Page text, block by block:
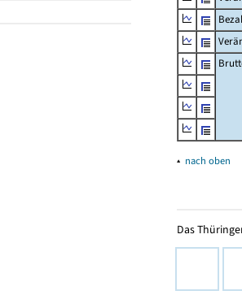
▴ nach oben
Das